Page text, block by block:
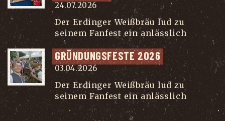
24.07.2026
Der Erdinger Weißbräu lud zu
seinem Fanfest ein anlässlich
GRÜN­DUNGS­FES­TE 2026
03.04.2026
Der Erdinger Weißbräu lud zu
seinem Fanfest ein anlässlich